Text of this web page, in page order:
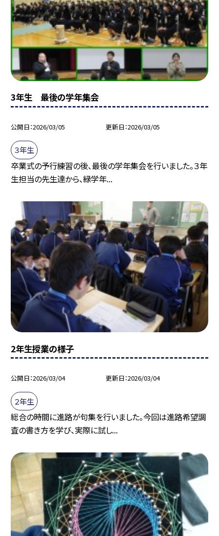
3年生 最後の学年集会
公開日 2026/03/05 更新日 2026/03/05
３年生
卒業式の予行練習の後、最後の学年集会を行いました。３年
生担当の先生達から、緑学年...
2年生授業の様子
公開日 2026/03/04 更新日 2026/03/04
２年生
総合の時間に進路が句集を行いました。今回は進路希望調
査の書き方を学び、実際に試し...